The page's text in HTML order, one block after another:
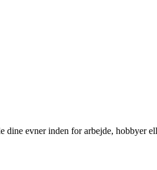
evner inden for arbejde, hobbyer